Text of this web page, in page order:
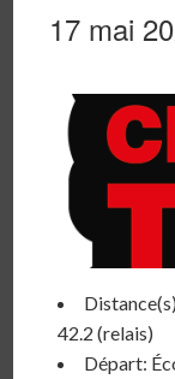
17 mai
42.2 (relais)
Départ: